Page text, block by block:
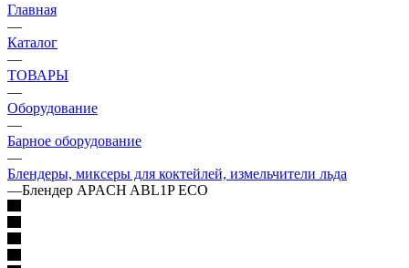
Главная
—
Каталог
—
ТОВАРЫ
—
Оборудование
—
Барное оборудование
—
Блендеры, миксеры для коктейлей, измельчители льда
—Блендер APACH ABL1P ECO